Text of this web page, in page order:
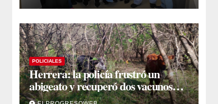
POLICIALES
Herrera: la policía frustró un
abigeato y recuperó dos vacunos
ocultos en una zona montuosa